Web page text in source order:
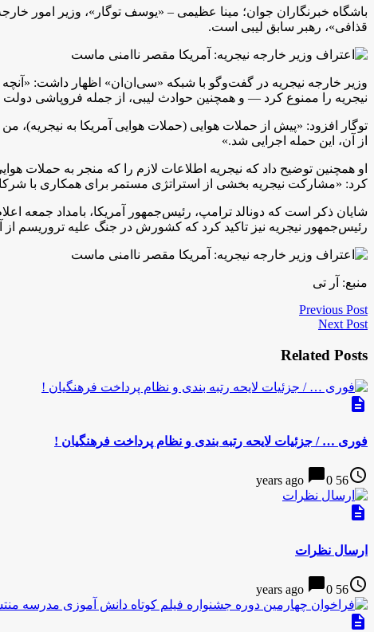
باشگاه خبرنگاران جوان؛ مینا عظیمی – «یوسف توگار»، وزیر امور
قذافی»، رهبر سابق لیبی است.
نیجریه را ممنوع کرد — و همچنین حوادث لیبی، از جمله فروپاشی
از آن، این حمله اجرایی شد.»
او همچنین توضیح داد که نیجریه اطلاعات لازم را که منجر به
کرد: «مشارکت نیجریه بخشی از استراتژی مستمر برای همکاری با
شایان ذکر است که دونالد ترامپ، رئیس‌جمهور آمریکا، بامداد جمعه
رئیس‌جمهور نیجریه نیز تاکید کرد که کشورش در جنگ علیه تروریسم
منبع: آر تی
Previous Post
Next Post
Related Posts
description
فوری … / جزئیات لایحه رتبه بندی و نظام پرداخت فرهنگیان !
access_time
56 years ago
chat_bubble0
description
ارسال نظرات
access_time
56 years ago
chat_bubble0
description